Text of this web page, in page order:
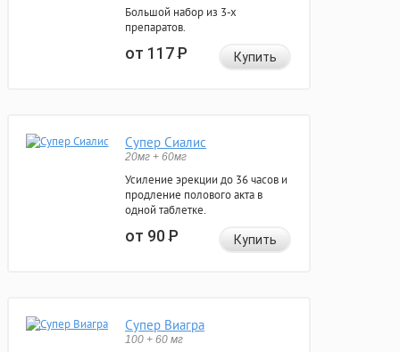
Большой набор из 3-х
препаратов.
от 117Р Купить
Супер Сиалис
20мг + 60мг
Усиление эрекции до 36 часов и
продление полового акта в
одной таблетке.
от 90Р Купить
Супер Виагра
100 + 60 мг